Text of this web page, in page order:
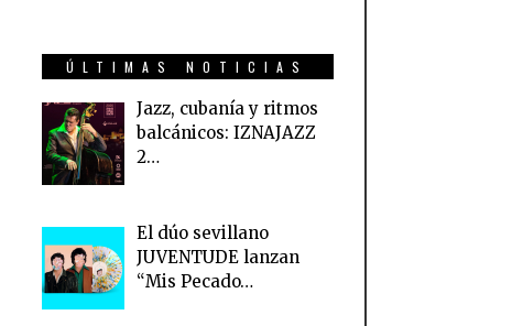
ÚLTIMAS NOTICIAS
Jazz, cubanía y ritmos
balcánicos: IZNAJAZZ
2…
El dúo sevillano
JUVENTUDE lanzan
“Mis Pecado…